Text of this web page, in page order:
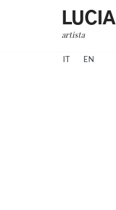
artista
IT EN